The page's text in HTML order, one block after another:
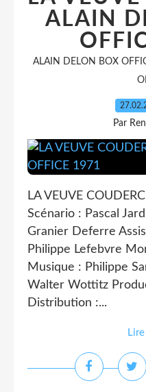
ALAIN
ALAIN DELON BOX
Par
LA VEUVE
Scénario : Pascal
Granier Deferre
Philippe Lefebvre
Musique : Philippe
Walter Wottitz
Distribution :...